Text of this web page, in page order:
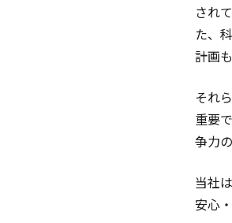
され
た、
計画
それ
重要
争力
当社
安心